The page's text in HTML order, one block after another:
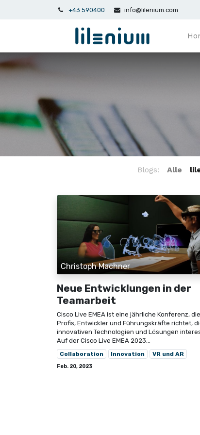
+43 590400 info@lilenium.com
Blogs: Alle
Christoph Machner
Neue Entwicklungen in der
Teamarbeit
Cisco Live EMEA ist eine jährliche Konferenz,
Profis, Entwickler und Führungskräfte richtet,
innovativen Technologien und Lösungen
Auf der Cisco Live EMEA 2023...
Collaboration Innovation VR und AR
Feb. 20, 2023